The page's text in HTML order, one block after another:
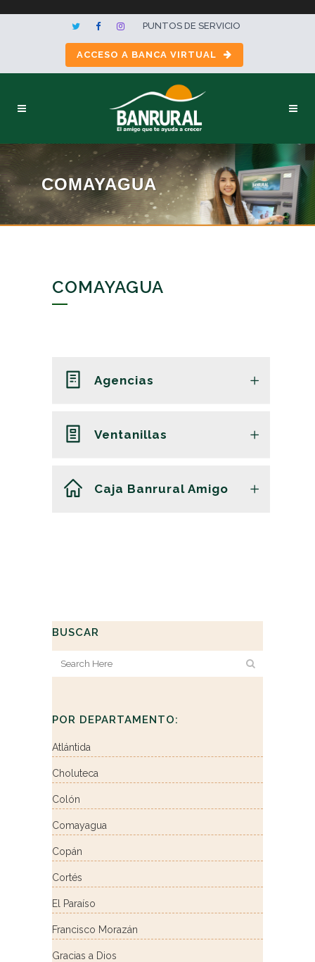
PUNTOS DE SERVICIO
ACCESO A BANCA VIRTUAL
COMAYAGUA
COMAYAGUA
Agencias
Ventanillas
Caja Banrural Amigo
BUSCAR
POR DEPARTAMENTO:
Atlántida
Choluteca
Colón
Comayagua
Copán
Cortés
El Paraíso
Francisco Morazán
Gracias a Dios